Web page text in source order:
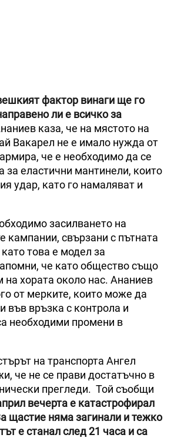
фактор винаги ще го
ли е всичко за
каза, че на мястото на
Вакарел не е имало нужда от
че е необходимо да се
за еластични мантинели, които
удар, като го намаляват и
засилването на
кампании, свързани с пътната
това е модел за
че като общество също
на хората около нас. Ананиев
от мерките, които може да
във връзка с контрола и
необходими промени в
на транспорта Ангел
че не се прави достатъчно в
прегледи. Той съобщи
вечерта е катастрофирал
щастие няма загинали и тежко
е станал след 21 часа и са